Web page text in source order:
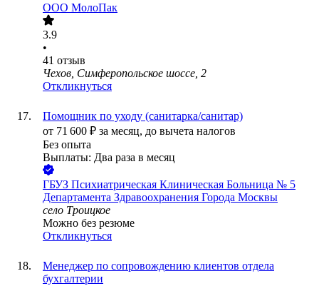
ООО МолоПак
3.9
•
41 отзыв
Чехов, Симферопольское шоссе, 2
Откликнуться
Помощник по уходу (санитарка/санитар)
от 71 600 ₽ за месяц, до вычета налогов
Без опыта
Выплаты: Два раза в месяц
ГБУЗ Психиатрическая Клиническая Больница № 5
Департамента Здравоохранения Города Москвы
село Троицкое
Можно без резюме
Откликнуться
Менеджер по сопровождению клиентов отдела
бухгалтерии